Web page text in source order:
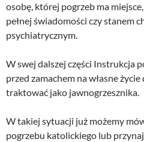
osobę, której pogrzeb ma
pełnej świadomości czy stanem
psychiatrycznym.
W swej dalszej części Instrukcja
przed zamachem na własne
traktować jako jawnogrzesznika.
W takiej sytuacji już możemy
pogrzebu katolickiego lub